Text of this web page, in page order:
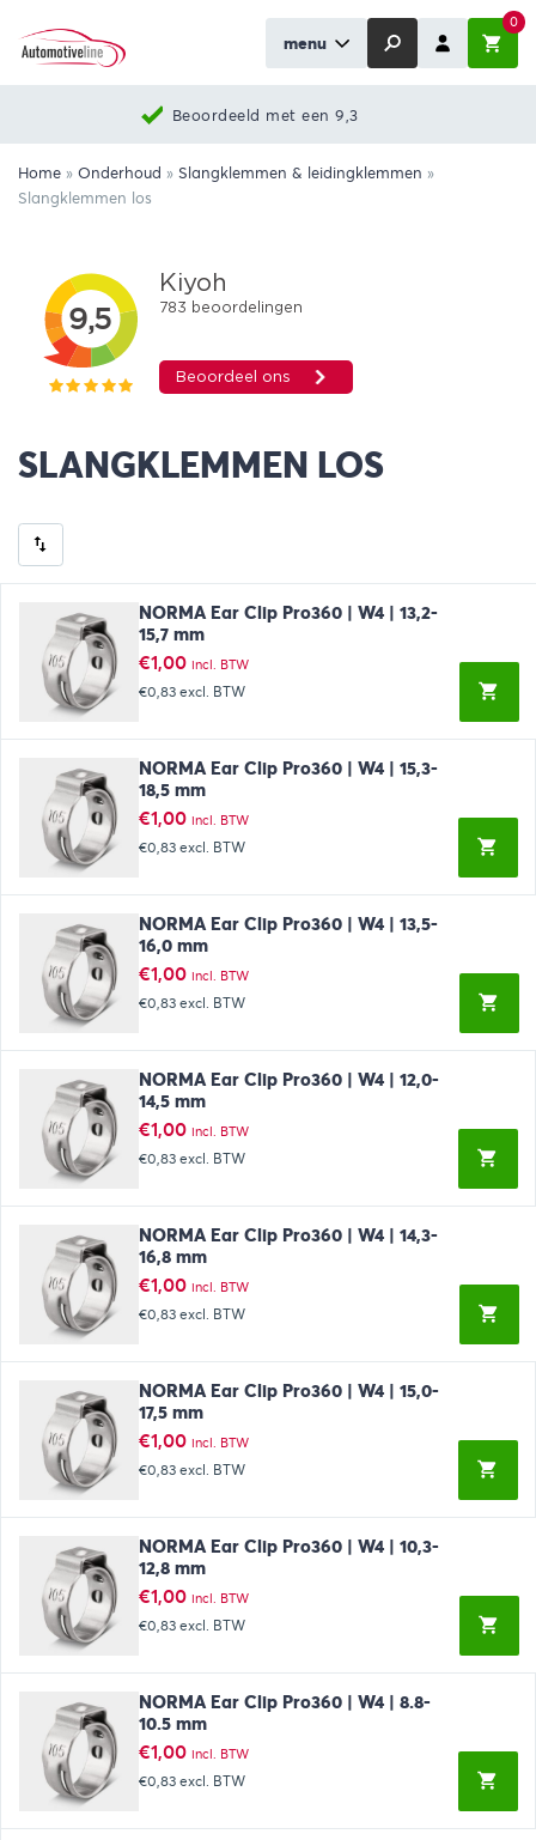
menu
0
Home » Onderhoud » Slangklemmen & leidingklemmen »
Slangklemmen los
SLANGKLEMMEN LOS
NORMA Ear Clip Pro360 | W4 | 13,2-
15,7 mm
€1,00 incl. BTW
€0,83 excl. BTW
NORMA Ear Clip Pro360 | W4 | 15,3-
18,5 mm
€1,00 incl. BTW
€0,83 excl. BTW
NORMA Ear Clip Pro360 | W4 | 13,5-
16,0 mm
€1,00 incl. BTW
€0,83 excl. BTW
NORMA Ear Clip Pro360 | W4 | 12,0-
14,5 mm
€1,00 incl. BTW
€0,83 excl. BTW
NORMA Ear Clip Pro360 | W4 | 14,3-
16,8 mm
€1,00 incl. BTW
€0,83 excl. BTW
NORMA Ear Clip Pro360 | W4 | 15,0-
17,5 mm
€1,00 incl. BTW
€0,83 excl. BTW
NORMA Ear Clip Pro360 | W4 | 10,3-
12,8 mm
€1,00 incl. BTW
€0,83 excl. BTW
NORMA Ear Clip Pro360 | W4 | 8.8-
10.5 mm
€1,00 incl. BTW
€0,83 excl. BTW